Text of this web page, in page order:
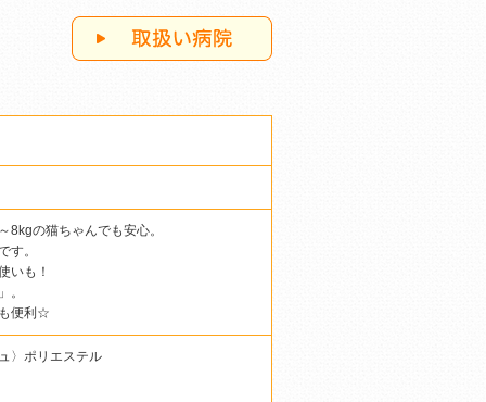
8kgの猫ちゃんでも安心。
す。
いも！
。
便利☆
〉ポリエステル